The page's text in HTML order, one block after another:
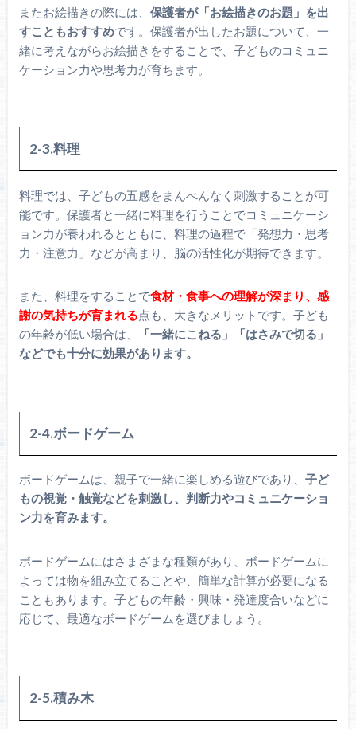
またお絵描きの際には、 保護者が「お絵描きのお題」を出
すこともおすすめです。保護者が出したお題について、一
緒に考えながらお絵描きをすることで、子どものコミュニ
ケーション力や思考力が育ちます。
2-3.料理
料理では、子どもの五感をまんべんなく刺激することが可
能です。保護者と一緒に料理を行うことでコミュニケーシ
ョン力が養われるとともに、料理の過程で「発想力・思考
力・注意力」などが高まり、脳の活性化が期待できます。
また、料理をすることで食材・食事への理解が深まり、感
謝の気持ちが育まれる点も、大きなメリットです。子ども
の年齢が低い場合は、
「一緒にこねる」「はさみで切る」
などでも十分に効果があります。
2-4.ボードゲーム
ボードゲームは、親子で一緒に楽しめる遊びであり、 子ど
もの視覚・触覚などを刺激し、判断力やコミュニケーショ
ン力を育みます。
ボードゲームにはさまざまな種類があり、ボードゲームに
よっては物を組み立てることや、簡単な計算が必要になる
こともあります。子どもの年齢・興味・発達度合いなどに
応じて、最適なボードゲームを選びましょう。
2-5.積み木